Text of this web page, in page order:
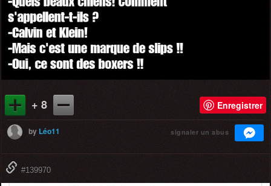
+ 8 Enregistrer
by Léo11 signaler un abus
#139970